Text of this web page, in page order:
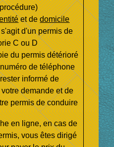
et dedomicile
d'un permis de
C ou D
du permis détérioré
de téléphone
informé de
demande et de
permis de conduire
en ligne, en cas de
vous êtes dirigé